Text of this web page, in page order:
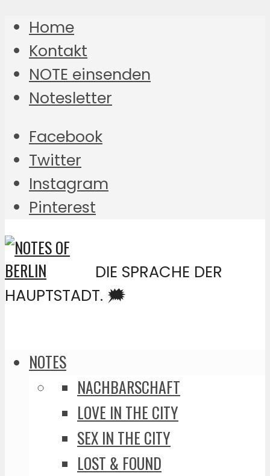
Home
Kontakt
NOTE einsenden
Notesletter
Facebook
Twitter
Instagram
Pinterest
DIE SPRACHE DER
HAUPTSTADT. 🗯️
NOTES
NACHBARSCHAFT
LOVE IN THE CITY
SEX IN THE CITY
LOST & FOUND